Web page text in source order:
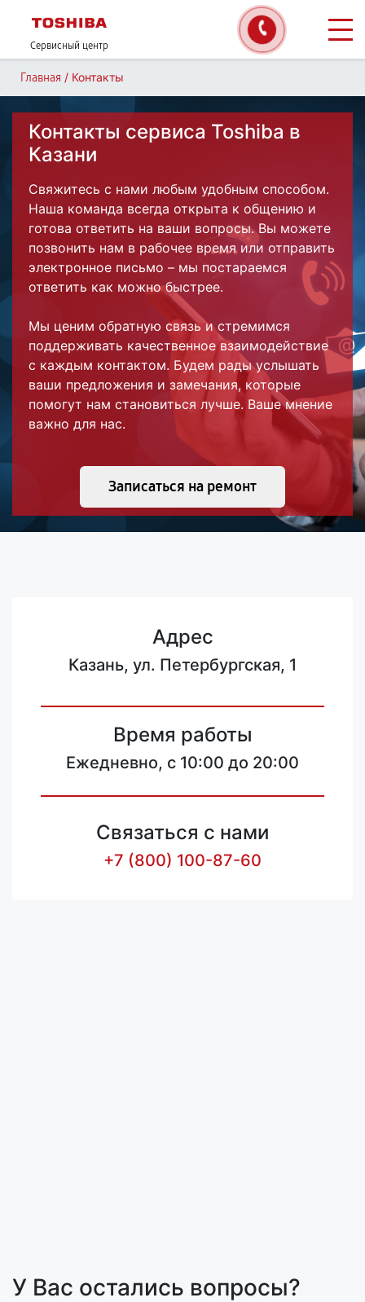
Сервисный центр
Главная / Контакты
Контакты сервиса Toshiba в
Казани
Свяжитесь с нами любым удобным способом.
Наша команда всегда открыта к общению и
готова ответить на ваши вопросы. Вы можете
позвонить нам в рабочее время или отправить
электронное письмо – мы постараемся
ответить как можно быстрее.
Мы ценим обратную связь и стремимся
поддерживать качественное взаимодействие
с каждым контактом. Будем рады услышать
ваши предложения и замечания, которые
помогут нам становиться лучше. Ваше мнение
важно для нас.
Записаться на ремонт
Адрес
Казань, ул. Петербургская, 1
Время работы
Ежедневно, с 10:00 до 20:00
Связаться с нами
+7 (800) 100-87-60
У Вас остались вопросы?